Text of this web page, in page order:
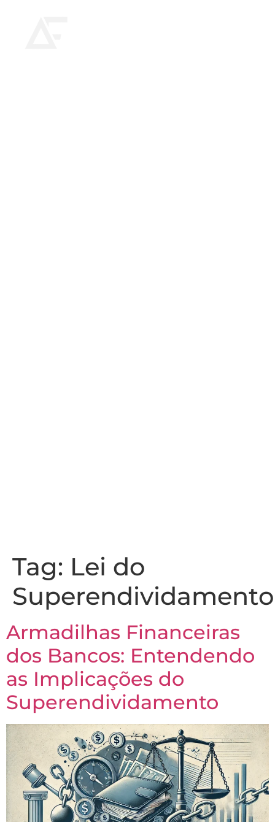
Tag: Lei do
Superendividamento
Armadilhas Financeiras
dos Bancos: Entendendo
as Implicações do
Superendividamento